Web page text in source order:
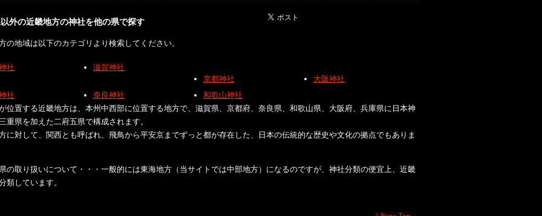
外の近畿地方の神社を他の県で探す
の地域は以下のカテゴリより検索してください。
社
滋賀神社
京都神社
大阪神社
社
奈良神社
和歌山神社
位置する近畿地方は、本州中西部に位置する地方で、滋賀県、京都府、奈良県、和歌山県、大阪府、兵庫県に日本神
重県を加えた二府五県で構成されます。
に対して、関西とも呼ばれ、飛鳥から平安京までずっと都が存在した、日本の伝統的な歴史や文化の拠点でもありま
の取り扱いについて・・・一般的には東海地方（当サイトでは中部地方）になるのですが、神社分類の便宜上、近畿
類しています。